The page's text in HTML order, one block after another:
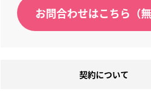
お問合わせはこちら（無
契約について